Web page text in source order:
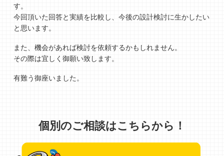
す。
今回頂いた回答と実績を比較し、今後の設計検討に生かしたい
と思います。
また、機会があれば検討を依頼するかもしれません。
その際は宜しく御願い致します。
有難う御座いました。
個別のご相談はこちらから！